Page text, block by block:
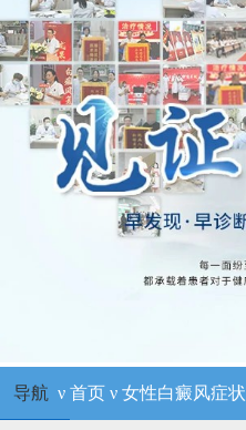
导航 ν 首页ν 女性白癜风症状